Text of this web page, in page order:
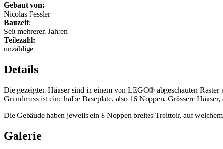
Gebaut von:
Nicolas Fessler
Bauzeit:
Seit mehreren Jahren
Teilezahl:
unzählige
Details
Die gezeigten Häuser sind in einem von LEGO® abgeschauten Raster
Grundmass ist eine halbe Baseplate, also 16 Noppen. Grössere
Die Gebäude haben jeweils ein 8 Noppen breites Troittoir, auf
Galerie